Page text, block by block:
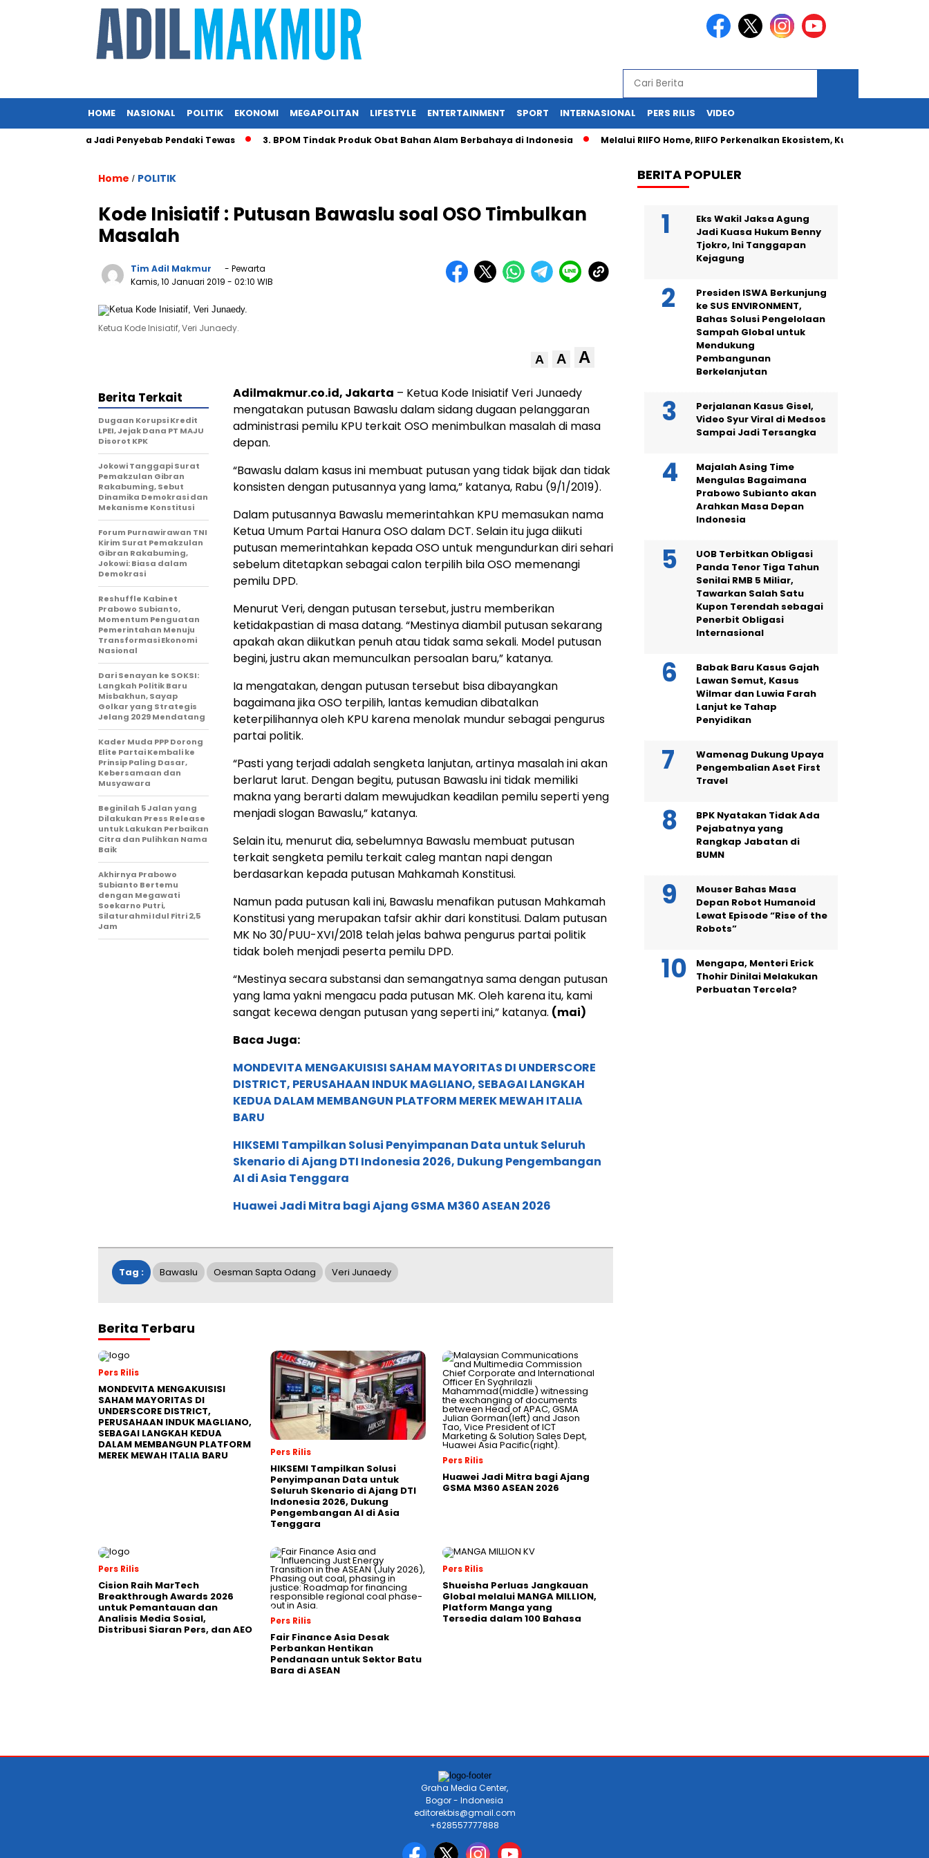
HOME NASIONAL POLITIK EKONOMI MEGAPOLITAN LIFESTYLE ENTERTAINMENT SPORT INTERNASIONAL PERS RILIS VIDEO
Angin Diduga Jadi Penyebab Pendaki Tewas 3. BPOM Tindak Produk Obat Bahan Alam Berbahaya di Indonesia Melalui RIIFO Home, RIIFO Perkenalkan Ekosistem, Kualitas, dan Inovasi
Home / POLITIK
Kode Inisiatif : Putusan Bawaslu soal OSO Timbulkan
Masalah
Tim Adil Makmur
- Pewarta
Kamis, 10 Januari 2019 - 02:10 WIB
Ketua Kode Inisiatif, Veri Junaedy.
A A A
Adilmakmur.co.id, Jakarta – Ketua Kode Inisiatif Veri Junaedy
mengatakan putusan Bawaslu dalam sidang dugaan pelanggaran
administrasi pemilu KPU terkait OSO menimbulkan masalah di masa
depan.
“Bawaslu dalam kasus ini membuat putusan yang tidak bijak dan tidak
konsisten dengan putusannya yang lama,” katanya, Rabu (9/1/2019).
Dalam putusannya Bawaslu memerintahkan KPU memasukan nama
Ketua Umum Partai Hanura OSO dalam DCT. Selain itu juga diikuti
putusan memerintahkan kepada OSO untuk mengundurkan diri sehari
sebelum ditetapkan sebagai calon terpilih bila OSO memenangi
pemilu DPD.
Menurut Veri, dengan putusan tersebut, justru memberikan
ketidakpastian di masa datang. “Mestinya diambil putusan sekarang
apakah akan diikutkan penuh atau tidak sama sekali. Model putusan
begini, justru akan memunculkan persoalan baru,” katanya.
Ia mengatakan, dengan putusan tersebut bisa dibayangkan
bagaimana jika OSO terpilih, lantas kemudian dibatalkan
keterpilihannya oleh KPU karena menolak mundur sebagai pengurus
partai politik.
“Pasti yang terjadi adalah sengketa lanjutan, artinya masalah ini akan
berlarut larut. Dengan begitu, putusan Bawaslu ini tidak memiliki
makna yang berarti dalam mewujudkan keadilan pemilu seperti yeng
menjadi slogan Bawaslu,” katanya.
Selain itu, menurut dia, sebelumnya Bawaslu membuat putusan
terkait sengketa pemilu terkait caleg mantan napi dengan
berdasarkan kepada putusan Mahkamah Konstitusi.
Namun pada putusan kali ini, Bawaslu menafikan putusan Mahkamah
Konstitusi yang merupakan tafsir akhir dari konstitusi. Dalam putusan
MK No 30/PUU-XVI/2018 telah jelas bahwa pengurus partai politik
tidak boleh menjadi peserta pemilu DPD.
“Mestinya secara substansi dan semangatnya sama dengan putusan
yang lama yakni mengacu pada putusan MK. Oleh karena itu, kami
sangat kecewa dengan putusan yang seperti ini,” katanya. (mai)
Baca Juga:
MONDEVITA MENGAKUISISI SAHAM MAYORITAS DI UNDERSCORE
DISTRICT, PERUSAHAAN INDUK MAGLIANO, SEBAGAI LANGKAH
KEDUA DALAM MEMBANGUN PLATFORM MEREK MEWAH ITALIA
BARU
HIKSEMI Tampilkan Solusi Penyimpanan Data untuk Seluruh
Skenario di Ajang DTI Indonesia 2026, Dukung Pengembangan
AI di Asia Tenggara
Huawei Jadi Mitra bagi Ajang GSMA M360 ASEAN 2026
Berita Terkait
Dugaan Korupsi Kredit
LPEI, Jejak Dana PT MAJU
Disorot KPK
Jokowi Tanggapi Surat
Pemakzulan Gibran
Rakabuming, Sebut
Dinamika Demokrasi dan
Mekanisme Konstitusi
Forum Purnawirawan TNI
Kirim Surat Pemakzulan
Gibran Rakabuming,
Jokowi: Biasa dalam
Demokrasi
Reshuffle Kabinet
Prabowo Subianto,
Momentum Penguatan
Pemerintahan Menuju
Transformasi Ekonomi
Nasional
Dari Senayan ke SOKSI:
Langkah Politik Baru
Misbakhun, Sayap
Golkar yang Strategis
Jelang 2029 Mendatang
Kader Muda PPP Dorong
Elite Partai Kembali ke
Prinsip Paling Dasar,
Kebersamaan dan
Musyawara
Beginilah 5 Jalan yang
Dilakukan Press Release
untuk Lakukan Perbaikan
Citra dan Pulihkan Nama
Baik
Akhirnya Prabowo
Subianto Bertemu
dengan Megawati
Soekarno Putri,
Silaturahmi Idul Fitri 2,5
Jam
Tag : Bawaslu Oesman Sapta Odang Veri Junaedy
Berita Terbaru
Pers Rilis
MONDEVITA MENGAKUISISI
SAHAM MAYORITAS DI
UNDERSCORE DISTRICT,
PERUSAHAAN INDUK MAGLIANO,
SEBAGAI LANGKAH KEDUA
DALAM MEMBANGUN PLATFORM
MEREK MEWAH ITALIA BARU
Pers Rilis
HIKSEMI Tampilkan Solusi
Penyimpanan Data untuk
Seluruh Skenario di Ajang DTI
Indonesia 2026, Dukung
Pengembangan AI di Asia
Tenggara
Pers Rilis
Huawei Jadi Mitra bagi Ajang
GSMA M360 ASEAN 2026
Pers Rilis
Cision Raih MarTech
Breakthrough Awards 2026
untuk Pemantauan dan
Analisis Media Sosial,
Distribusi Siaran Pers, dan AEO
Pers Rilis
Fair Finance Asia Desak
Perbankan Hentikan
Pendanaan untuk Sektor Batu
Bara di ASEAN
Pers Rilis
Shueisha Perluas Jangkauan
Global melalui MANGA MILLION,
Platform Manga yang
Tersedia dalam 100 Bahasa
BERITA POPULER
Eks Wakil Jaksa Agung
Jadi Kuasa Hukum Benny
Tjokro, Ini Tanggapan
Kejagung
Presiden ISWA Berkunjung
ke SUS ENVIRONMENT,
Bahas Solusi Pengelolaan
Sampah Global untuk
Mendukung
Pembangunan
Berkelanjutan
Perjalanan Kasus Gisel,
Video Syur Viral di Medsos
Sampai Jadi Tersangka
Majalah Asing Time
Mengulas Bagaimana
Prabowo Subianto akan
Arahkan Masa Depan
Indonesia
UOB Terbitkan Obligasi
Panda Tenor Tiga Tahun
Senilai RMB 5 Miliar,
Tawarkan Salah Satu
Kupon Terendah sebagai
Penerbit Obligasi
Internasional
Babak Baru Kasus Gajah
Lawan Semut, Kasus
Wilmar dan Luwia Farah
Lanjut ke Tahap
Penyidikan
Wamenag Dukung Upaya
Pengembalian Aset First
Travel
BPK Nyatakan Tidak Ada
Pejabatnya yang
Rangkap Jabatan di
BUMN
Mouser Bahas Masa
Depan Robot Humanoid
Lewat Episode “Rise of the
Robots”
Mengapa, Menteri Erick
Thohir Dinilai Melakukan
Perbuatan Tercela?
Graha Media Center,
Bogor - Indonesia
editorekbis@gmail.com
+628557777888